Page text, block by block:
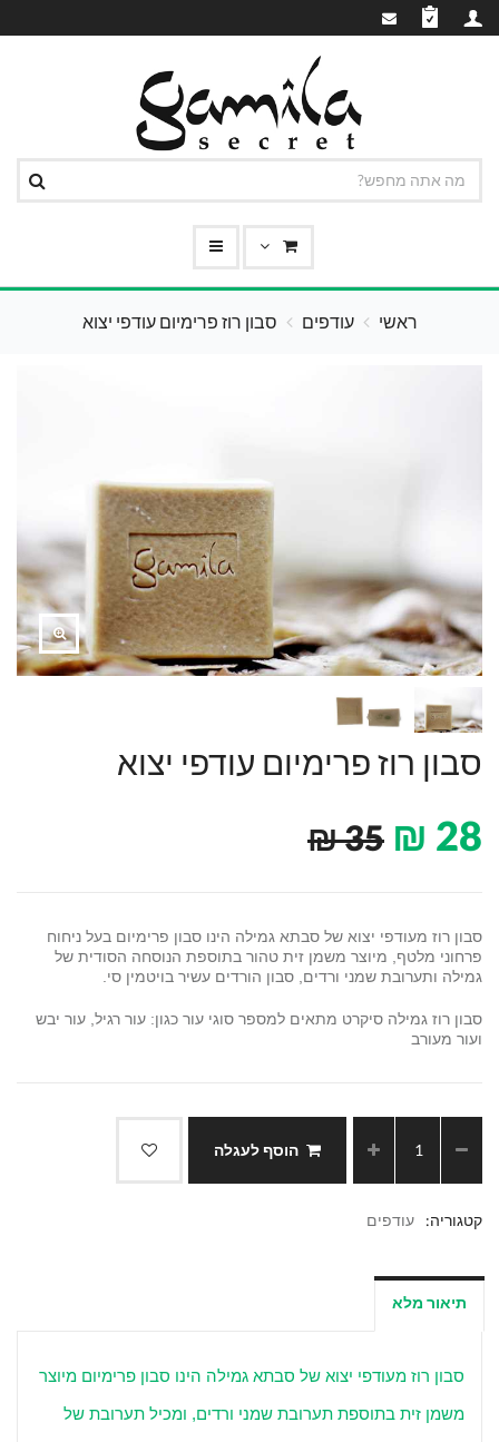
ראשי עודפים סבון רוז פרימיום עודפי יצוא
סבון רוז פרימיום עודפי יצוא
28
₪
35
₪
סבון רוז מעודפי יצוא של סבתא גמילה הינו סבון פרימיום בעל ניחוח
פרחוני מלטף, מיוצר משמן זית טהור בתוספת הנוסחה הסודית של
גמילה ותערובת שמני ורדים, סבון הורדים עשיר בויטמין סי.
סבון רוז גמילה סיקרט מתאים למספר סוגי עור כגון: עור רגיל, עור יבש
ועור מעורב
הוסף לעגלה
קטגוריה: עודפים
תיאור מלא
סבון רוז מעודפי יצוא של סבתא גמילה הינו סבון פרימיום מיוצר
משמן זית בתוספת תערובת שמני ורדים, ומכיל תערובת של